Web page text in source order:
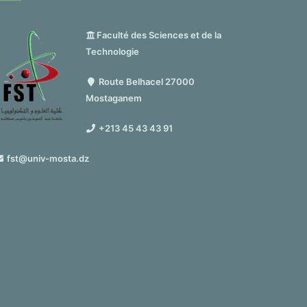
Faculté des Sciences et de la
Technologie
Route Belhacel 27000
Mostaganem
+213 45 43 43 91
fst@univ-mosta.dz